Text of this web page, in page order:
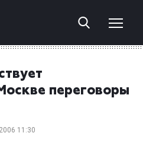
переговоры
11:30